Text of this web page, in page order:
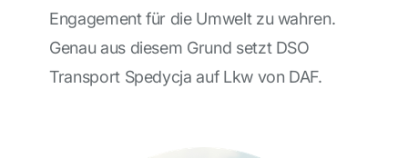
Engagement für die Umwelt zu wahren.
Genau aus diesem Grund setzt DSO
Transport Spedycja auf Lkw von DAF.